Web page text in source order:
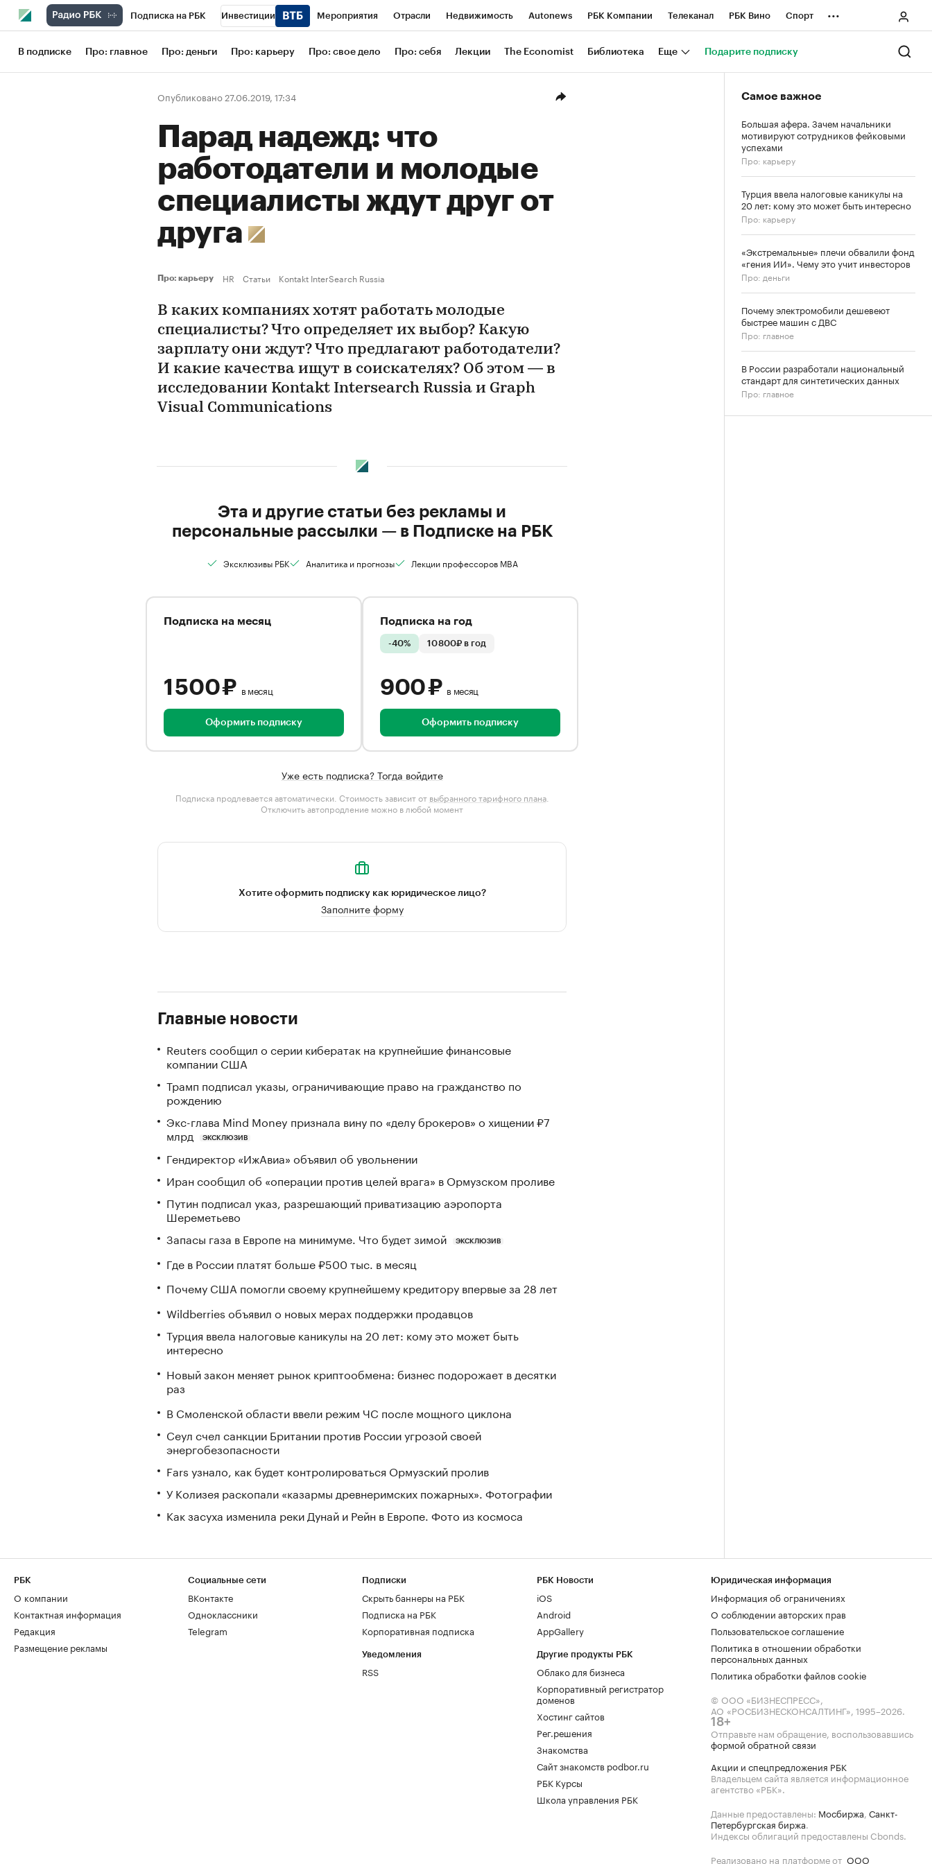
Подписка на РБК Инвестиции Мероприятия Отрасли Недвижимость Autonews РБК Компании Телеканал РБК Вино Спорт
Школа управления РБК РБК Образование РБК Life Тренды Визионеры Национальные проекты Город
Рынок наличной валюты
...
В подписке Про: главное Про: деньги Про: карьеру Про: свое дело Про: себя Лекции The Economist Библиотека Еще Подарите подписку
Опубликовано 27.06.2019, 17:34
Парад надежд: что
работодатели и молодые
специалисты ждут друг от
друга
Про: карьеру HR Статьи Kontakt InterSearch Russia
В каких компаниях хотят работать молодые
специалисты? Что определяет их выбор? Какую
зарплату они ждут? Что предлагают работодатели?
И какие качества ищут в соискателях? Об этом — в
исследовании Kontakt Intersearch Russia и Graph
Visual Communications
Эта и другие статьи без рекламы и
персональные рассылки — в Подписке на РБК
Эксклюзивы РБК Аналитика и прогнозы Лекции профессоров MBA
Подписка на месяц
1 500 ₽ в месяц
Оформить подписку
Подписка на год
-40% 10 800₽ в год
900 ₽ в месяц
Оформить подписку
Уже есть подписка? Тогда войдите
Подписка продлевается автоматически. Стоимость зависит от выбранного тарифного плана.
Отключить автопродление можно в любой момент
Хотите оформить подписку как юридическое лицо?
Заполните форму
Главные новости
Reuters сообщил о серии кибератак на крупнейшие финансовые
компании США
Трамп подписал указы, ограничивающие право на гражданство по
рождению
Экс-глава Mind Money признала вину по «делу брокеров» о хищении ₽7
млрд
ЭКСКЛЮЗИВ
Гендиректор «ИжАвиа» объявил об увольнении
Иран сообщил об «операции против целей врага» в Ормузском проливе
Путин подписал указ, разрешающий приватизацию аэропорта
Шереметьево
Запасы газа в Европе на минимуме. Что будет зимой
ЭКСКЛЮЗИВ
Где в России платят больше ₽500 тыс. в месяц
Почему США помогли своему крупнейшему кредитору впервые за 28 лет
Wildberries объявил о новых мерах поддержки продавцов
Турция ввела налоговые каникулы на 20 лет: кому это может быть
интересно
Новый закон меняет рынок криптообмена: бизнес подорожает в десятки
раз
В Смоленской области ввели режим ЧС после мощного циклона
Сеул счел санкции Британии против России угрозой своей
энергобезопасности
Fars узнало, как будет контролироваться Ормузский пролив
У Колизея раскопали «казармы древнеримских пожарных». Фотографии
Как засуха изменила реки Дунай и Рейн в Европе. Фото из космоса
Самое важное
Большая афера. Зачем начальники
мотивируют сотрудников фейковыми
успехами
Про: карьеру
Турция ввела налоговые каникулы на
20 лет: кому это может быть интересно
Про: карьеру
«Экстремальные» плечи обвалили фонд
«гения ИИ». Чему это учит инвесторов
Про: деньги
Почему электромобили дешевеют
быстрее машин с ДВС
Про: главное
В России разработали национальный
стандарт для синтетических данных
Про: главное
РБК
О компании
Контактная информация
Редакция
Размещение рекламы
Социальные сети
ВКонтакте
Одноклассники
Telegram
Подписки
Скрыть баннеры на РБК
Подписка на РБК
Корпоративная подписка
Уведомления
RSS
РБК Новости
iOS
Android
AppGallery
Другие продукты РБК
Облако для бизнеса
Корпоративный регистратор
доменов
Хостинг сайтов
Рег.решения
Знакомства
Сайт знакомств podbor.ru
РБК Курсы
Школа управления РБК
Юридическая информация
Информация об ограничениях
О соблюдении авторских прав
Пользовательское соглашение
Политика в отношении обработки
персональных данных
Политика обработки файлов cookie
© ООО «БИЗНЕСПРЕСС»,
АО «РОСБИЗНЕСКОНСАЛТИНГ», 1995–2026.
18+
Отправьте нам обращение, воспользовавшись
формой обратной связи
Акции и спецпредложения РБК
Владельцем сайта является информационное
агентство «РБК».
Данные предоставлены: Мосбиржа, Санкт-
Петербургская биржа.
Индексы облигаций предоставлены Cbonds.
Реализовано на платформе от ООО